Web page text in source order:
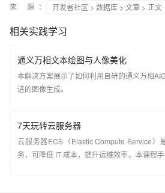
来 源：
开发者社区 > 数据库 > 文章 > 正文
相关实践学习
通义万相文本绘图与人像美化
本解决方案展示了如何利用自研的通义万相
进的图像生成。
7天玩转云服务器
云服务器ECS（Elastic Compute Service）
务，可降低 IT 成本，提升运维效率。本课程手
本操作、动手实操快照管理、镜